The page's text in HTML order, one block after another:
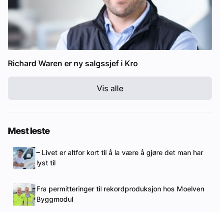
Richard Waren er ny salgssjef i Kro
Vis alle
Mest leste
– Livet er altfor kort til å la være å gjøre det man har
lyst til
Fra permitteringer til rekordproduksjon hos Moelven
Byggmodul